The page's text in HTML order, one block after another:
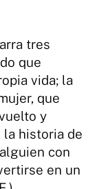
tres
que
vida; la
que
y
la historia de
con
en un